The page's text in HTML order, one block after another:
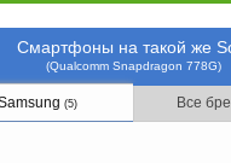
Смартфоны на такой же
(Qualcomm Snapdragon 778G)
(5) Все